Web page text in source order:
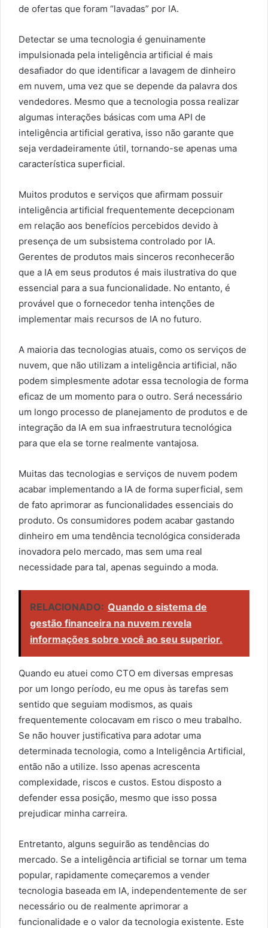
de ofertas que foram “lavadas” por IA.
Detectar se uma tecnologia é genuinamente
impulsionada pela inteligência artificial é mais
desafiador do que identificar a lavagem de dinheiro
em nuvem, uma vez que se depende da palavra dos
vendedores. Mesmo que a tecnologia possa realizar
algumas interações básicas com uma API de
inteligência artificial gerativa, isso não garante que
seja verdadeiramente útil, tornando-se apenas uma
característica superficial.
Muitos produtos e serviços que afirmam possuir
inteligência artificial frequentemente decepcionam
em relação aos benefícios percebidos devido à
presença de um subsistema controlado por IA.
Gerentes de produtos mais sinceros reconhecerão
que a IA em seus produtos é mais ilustrativa do que
essencial para a sua funcionalidade. No entanto, é
provável que o fornecedor tenha intenções de
implementar mais recursos de IA no futuro.
A maioria das tecnologias atuais, como os serviços de
nuvem, que não utilizam a inteligência artificial, não
podem simplesmente adotar essa tecnologia de forma
eficaz de um momento para o outro. Será necessário
um longo processo de planejamento de produtos e de
integração da IA em sua infraestrutura tecnológica
para que ela se torne realmente vantajosa.
Muitas das tecnologias e serviços de nuvem podem
acabar implementando a IA de forma superficial, sem
de fato aprimorar as funcionalidades essenciais do
produto. Os consumidores podem acabar gastando
dinheiro em uma tendência tecnológica considerada
inovadora pelo mercado, mas sem uma real
necessidade para tal, apenas seguindo a moda.
RELACIONADO: Quando o sistema de
gestão financeira na nuvem revela
informações sobre você ao seu superior.
Quando eu atuei como CTO em diversas empresas
por um longo período, eu me opus às tarefas sem
sentido que seguiam modismos, as quais
frequentemente colocavam em risco o meu trabalho.
Se não houver justificativa para adotar uma
determinada tecnologia, como a Inteligência Artificial,
então não a utilize. Isso apenas acrescenta
complexidade, riscos e custos. Estou disposto a
defender essa posição, mesmo que isso possa
prejudicar minha carreira.
Entretanto, alguns seguirão as tendências do
mercado. Se a inteligência artificial se tornar um tema
popular, rapidamente começaremos a vender
tecnologia baseada em IA, independentemente de ser
necessário ou de realmente aprimorar a
funcionalidade e o valor da tecnologia existente. Este